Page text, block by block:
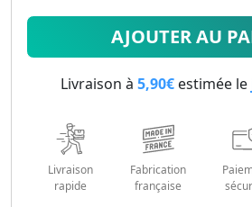
AJOUTER AU
Livraison à 5,90€estimée le
Livraison
rapide
Fabrication
française